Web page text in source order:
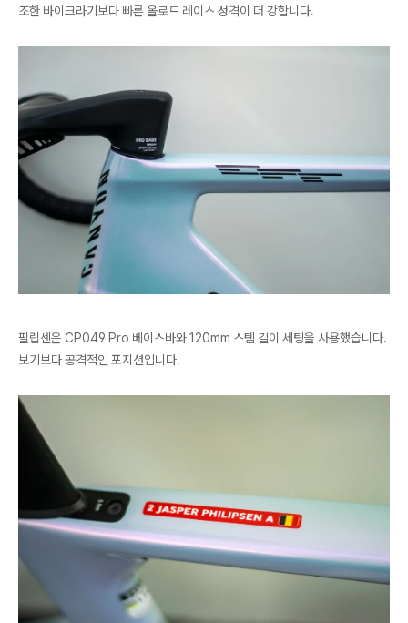
조한 바이크라기보다 빠른 올로드 레이스 성격이 더 강합니다.
필립센은 CP049 Pro 베이스바와 120mm 스템 길이 세팅을 사용했습니다.
보기보다 공격적인 포지션입니다.